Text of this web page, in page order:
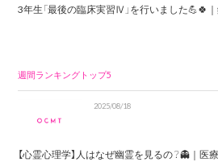
3年生「最後の臨床実習Ⅳ」を行いました💪🍀
週間ランキングトップ5
2025/08/18
【心霊心理学】人はなぜ幽霊を見るの？👻｜医